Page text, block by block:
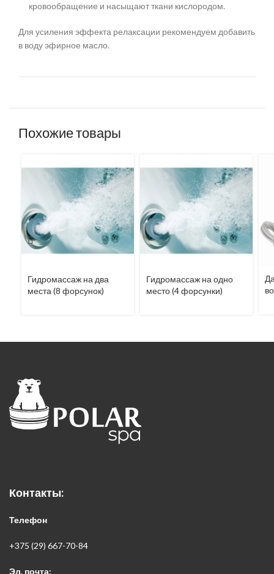
кровообращение и насыщают ткани кислородом.
Для усиления эффекта релаксации рекомендуем добавить
в воду эфирное масло.
Похожие товары
Гидромассаж на два
места (8 форсунок)
Гидромассаж на одно
место (4 форсунки)
Контакты:
Телефон
+375 (29) 667-70-84
Эл. почта: